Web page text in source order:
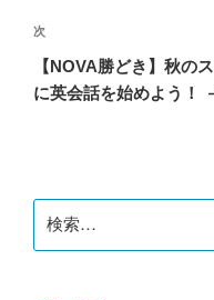
ビ
ゲ
ー
稿
次
の
投
次
【NOVA勝どき】秋の
に英会話を始めよう！
索: